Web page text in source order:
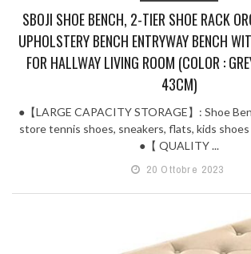
SBOJI SHOE BENCH, 2-TIER SHOE RACK
UPHOLSTERY BENCH ENTRYWAY BENCH
FOR HALLWAY LIVING ROOM (COLOR :
43CM)
●【LARGE CAPACITY STORAGE】: Shoe
store tennis shoes, sneakers, flats, kids shoes
●【 QUALITY ...
20 Ottobre 2023